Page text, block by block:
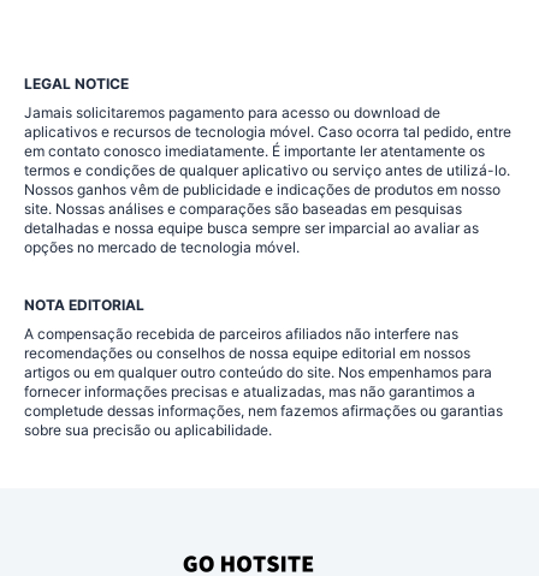
LEGAL NOTICE
Jamais solicitaremos pagamento para acesso ou download de
aplicativos e recursos de tecnologia móvel. Caso ocorra tal pedido, entre
em contato conosco imediatamente. É importante ler atentamente os
termos e condições de qualquer aplicativo ou serviço antes de utilizá-lo.
Nossos ganhos vêm de publicidade e indicações de produtos em nosso
site. Nossas análises e comparações são baseadas em pesquisas
detalhadas e nossa equipe busca sempre ser imparcial ao avaliar as
opções no mercado de tecnologia móvel.
NOTA EDITORIAL
A compensação recebida de parceiros afiliados não interfere nas
recomendações ou conselhos de nossa equipe editorial em nossos
artigos ou em qualquer outro conteúdo do site. Nos empenhamos para
fornecer informações precisas e atualizadas, mas não garantimos a
completude dessas informações, nem fazemos afirmações ou garantias
sobre sua precisão ou aplicabilidade.